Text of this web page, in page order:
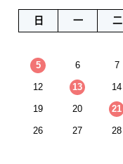
o
日 一 二
5 6 7
12 13 14
19 20 21
26 27 28